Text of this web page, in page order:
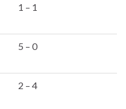
1 – 1
5 – 0
2 – 4